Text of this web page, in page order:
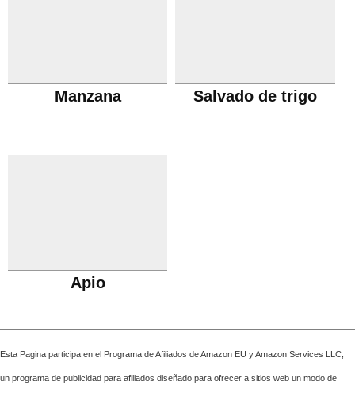
Manzana Salvado de trigo
Apio
Esta Pagina participa en el Programa de Afiliados de Amazon EU y Amazon Services LLC,
un programa de publicidad para afiliados diseñado para ofrecer a sitios web un modo de